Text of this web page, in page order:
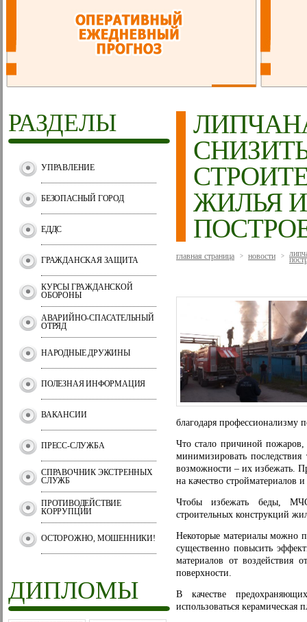
РАЗДЕЛЫ
УПРАВЛЕНИЕ
БЕЗОПАСНЫЙ ГОРОД
ЕДДС
ГРАЖДАНСКАЯ ЗАЩИТА
КУРСЫ ГРАЖДАНСКОЙ
ОБОРОНЫ
АВАРИЙНО-СПАСАТЕЛЬНЫЙ
ОТРЯД
НАРОДНЫЕ ДРУЖИНЫ
ПОЛЕЗНАЯ ИНФОРМАЦИЯ
ВАКАНСИИ
ПРЕСС-СЛУЖБА
СПРАВОЧНИК ЭКСТРЕННЫХ
СЛУЖБ
ПРОТИВОДЕЙСТВИЕ
КОРРУПЦИИ
ОСТОРОЖНО, МОШЕННИКИ!
ДИПЛОМЫ
ЖИЛЬЯ
главная страница > новости >
благодаря профессионализму
Что стало причиной пожаров,
минимизировать
возможности – их избежать.
на качество стройматериалов
Чтобы избежать беды, МЧС
строительных конструкций
Некоторые материалы можно
существенно повысить
материалов от воздействия
поверхности.
В качестве
использоваться керамическая